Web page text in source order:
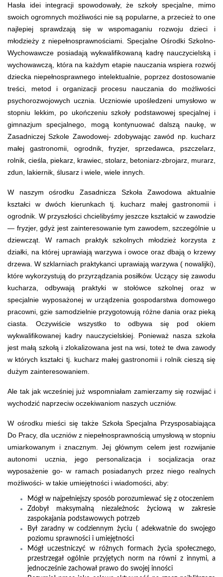
Hasła idei integracji spowodowały, że szkoły specjalne, mimo
swoich ogromnych możliwości nie są popularne, a przecież to one
najlepiej sprawdzają się w wspomaganiu rozwoju dzieci i
młodzieży z niepełnosprawnościami. Specjalne Ośrodki Szkolno-
Wychowawcze posiadają wykwalifikowaną kadrę nauczycielską i
wychowawczą, która na każdym etapie nauczania wspiera rozwój
dziecka niepełnosprawnego intelektualnie, poprzez dostosowanie
treści, metod i organizacji procesu nauczania do możliwości
psychorozwojowych ucznia. Uczniowie upośledzeni umysłowo w
stopniu lekkim, po ukończeniu szkoły podstawowej specjalnej i
gimnazjum specjalnego, mogą kontynuować dalszą naukę, w
Zasadniczej Szkole Zawodowej- zdobywając zawód np. kucharz
małej gastronomii, ogrodnik, fryzjer, sprzedawca, pszczelarz,
rolnik, cieśla, piekarz, krawiec, stolarz, betoniarz-zbrojarz, murarz,
zdun, lakiernik, ślusarz i wiele, wiele innych.
W naszym ośrodku Zasadnicza Szkoła Zawodowa aktualnie
kształci w dwóch kierunkach tj. kucharz małej gastronomii i
ogrodnik. W przyszłości chcielibyśmy jeszcze kształcić w zawodzie
— fryzjer, gdyż jest zainteresowanie tym zawodem, szczególnie u
dziewcząt. W ramach praktyk szkolnych młodzież korzysta z
działki, na której uprawiają warzywa i owoce oraz dbają o krzewy
drzewa. W szklarniach praktykanci uprawiają warzywa ( nowalijki),
które wykorzystują do przyrządzania posiłków. Uczący się zawodu
kucharza, odbywają praktyki w stołówce szkolnej oraz w
specjalnie wyposażonej w urządzenia gospodarstwa domowego
pracowni, gzie samodzielnie przygotowują różne dania oraz pieką
ciasta. Oczywiście wszystko to odbywa się pod okiem
wykwalifikowanej kadry nauczycielskiej. Ponieważ nasza szkoła
jest małą szkołą i zlokalizowana jest na wsi, toteż te dwa zawody
w których kształci tj. kucharz małej gastronomii i rolnik cieszą się
dużym zainteresowaniem.
Ale tak jak wcześniej już wspomniałam zamierzamy się rozwijać i
wychodzić naprzeciw oczekiwaniom naszych uczniów.
W ośrodku mieści się także Szkoła Specjalna Przysposabiająca
Do Pracy, dla uczniów z niepełnosprawnością umysłową w stopniu
umiarkowanym i znacznym. Jej głównym celem jest rozwijanie
autonomi ucznia, jego personalizacja i socjalizacja oraz
wyposażenie go- w ramach posiadanych przez niego realnych
możliwości- w takie umiejętności i wiadomości, aby:
Mógł w najpełniejszy sposób porozumiewać się z otoczeniem
Zdobył maksymalną niezależnośc życiową w zakresie
zaspokajania podstawowych potrzeb
Był zaradny w codziennym życiu ( adekwatnie do swojego
poziomu sprawności i umiejętności
Mógł uczestniczyć w różnych formach życia społecznego,
przestrzegał ogólnie przyjętych norm na równi z innymi, a
jednocześnie zachował prawo do swojej inności